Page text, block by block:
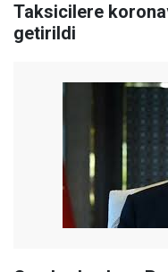
Taksicilere
getirildi